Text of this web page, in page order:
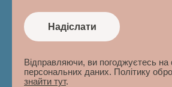
Надіслати
Відправляючи, ви погоджуєтесь
персональних даних. Політику
знайти тут.